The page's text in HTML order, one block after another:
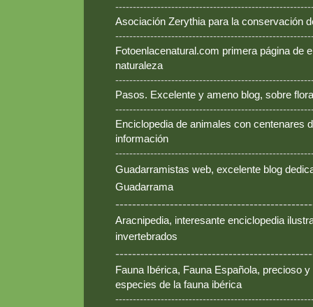
Asociación Zerythia para la conservación
Fotoenlacenatural.com primera página de
naturaleza
Pasos. Excelente y ameno blog, sobre
Enciclopedia de animales con centenares
información
Guadarramistas web, excelente blog
Guadarrama
Aracnipedia, interesante enciclopedia
invertebrados
Fauna Ibérica, Fauna Española, precioso
especies de la fauna ibérica